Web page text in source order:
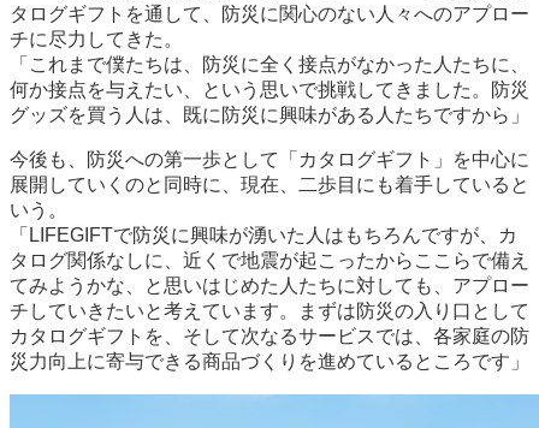
タログギフトを通して、防災に関心のない人々へのアプロー
チに尽力してきた。
「これまで僕たちは、防災に全く接点がなかった人たちに、
何か接点を与えたい、という思いで挑戦してきました。防災
グッズを買う人は、既に防災に興味がある人たちですから」
今後も、防災への第一歩として「カタログギフト」を中心に
展開していくのと同時に、現在、二歩目にも着手していると
いう。
「LIFEGIFTで防災に興味が湧いた人はもちろんですが、カ
タログ関係なしに、近くで地震が起こったからここらで備え
てみようかな、と思いはじめた人たちに対しても、アプロー
チしていきたいと考えています。まずは防災の入り口として
カタログギフトを、そして次なるサービスでは、各家庭の防
災力向上に寄与できる商品づくりを進めているところです」